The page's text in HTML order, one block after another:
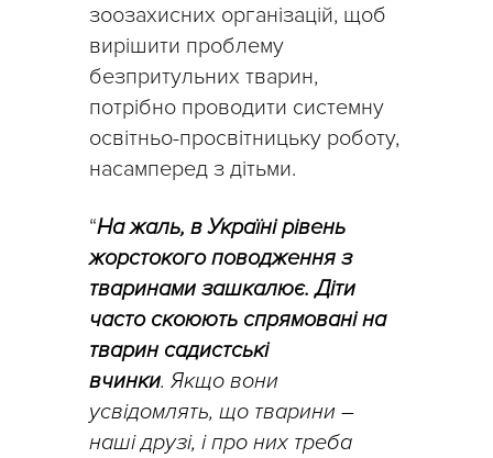
зоозахисних організацій, щоб
вирішити проблему
безпритульних тварин,
потрібно проводити системну
освітньо-просвітницьку роботу,
насамперед з дітьми.
“На жаль, в Україні рівень
жорстокого поводження з
тваринами зашкалює. Діти
часто скоюють спрямовані на
тварин садистські
вчинки. Якщо вони
усвідомлять, що тварини –
наші друзі, і про них треба